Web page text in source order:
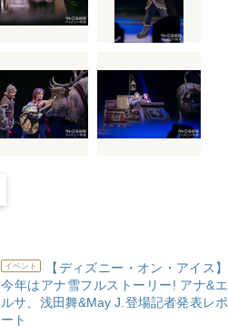
イベント
【ディズニー・オン・アイス】
今年はアナ雪フルストーリー! アナ&エ
ルサ、浅田舞&May J.登場記者発表レポ
ート